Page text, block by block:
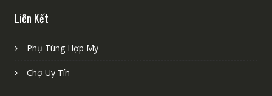
Liên Kết
Phụ Tùng Hợp My
Chợ Uy Tín